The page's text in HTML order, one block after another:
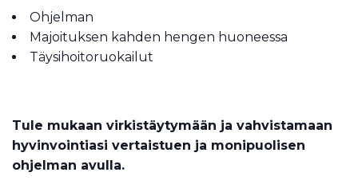
Ohjelman
Majoituksen kahden hengen huoneessa
Täysihoitoruokailut
Tule mukaan virkistäytymään ja vahvistamaan
hyvinvointiasi vertaistuen ja monipuolisen
ohjelman avulla.